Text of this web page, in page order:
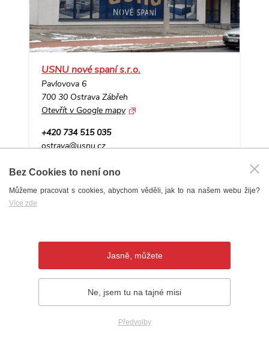
USNU nové spaní s.r.o.
Pavlovova 6
700 30 Ostrava Zábřeh
Otevřít v Google mapy
+420 734 515 035
ostrava@usnu.cz
Bez Cookies to není ono
Můžeme pracovat s cookies, abychom věděli, jak to na našem webu žije?
Více zde
Jasně, můžete
Ne, jsem tu na tajné misi
Předvolby